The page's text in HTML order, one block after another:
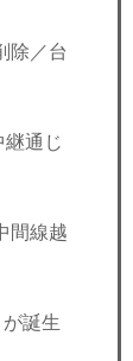
除／台
通じ
間線越
誕生